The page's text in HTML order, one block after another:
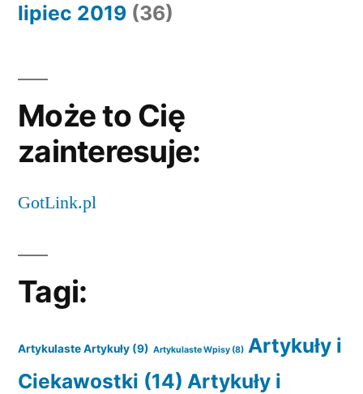
lipiec 2019 (36)
Może to Cię
zainteresuje:
GotLink.pl
Tagi:
Artykulaste Artykuły (9) Artykulaste Wpisy (8) Artykuły i
Ciekawostki (14) Artykuły i